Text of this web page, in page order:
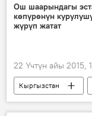
Ош шаарындагы
көпүрөнүн
жүрүп жатат
22 Үчтүн айы 2015,
Кыргызстан
Ош